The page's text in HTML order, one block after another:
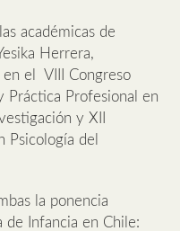
académicas de
Herrera,
en el VIII Congreso
Práctica Profesional en
y XII
Psicología del
la ponencia
de Infancia en Chile: